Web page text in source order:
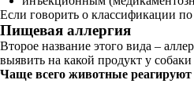
Если говорить о классификации
Пищевая аллергия
Второе название этого вида –
выявить на какой продукт у собаки
Чаще всего животные реагируют